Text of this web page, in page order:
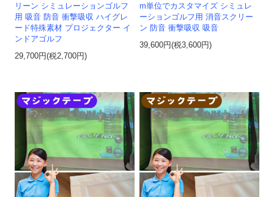
リーン シミュレーションゴルフ
用 吸音 防音 衝撃吸収 ハイグレ
ード特殊素材 プロジェクター イ
ンドアゴルフ
29,700円(税2,700円)
m単位でカスタマイズ シミュレ
ーションゴルフ用 消音スクリー
ン 防音 衝撃吸収 吸音
39,600円(税3,600円)